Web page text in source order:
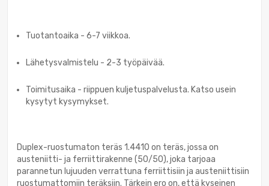
Tuotantoaika - 6-7 viikkoa.
Lähetysvalmistelu - 2-3 työpäivää.
Toimitusaika - riippuen kuljetuspalvelusta. Katso usein
kysytyt kysymykset.
Duplex-ruostumaton teräs 1.4410 on teräs, jossa on
austeniitti- ja ferriittirakenne (50/50), joka tarjoaa
parannetun lujuuden verrattuna ferriittisiin ja austeniittisiin
ruostumattomiin teräksiin. Tärkein ero on, että kyseinen